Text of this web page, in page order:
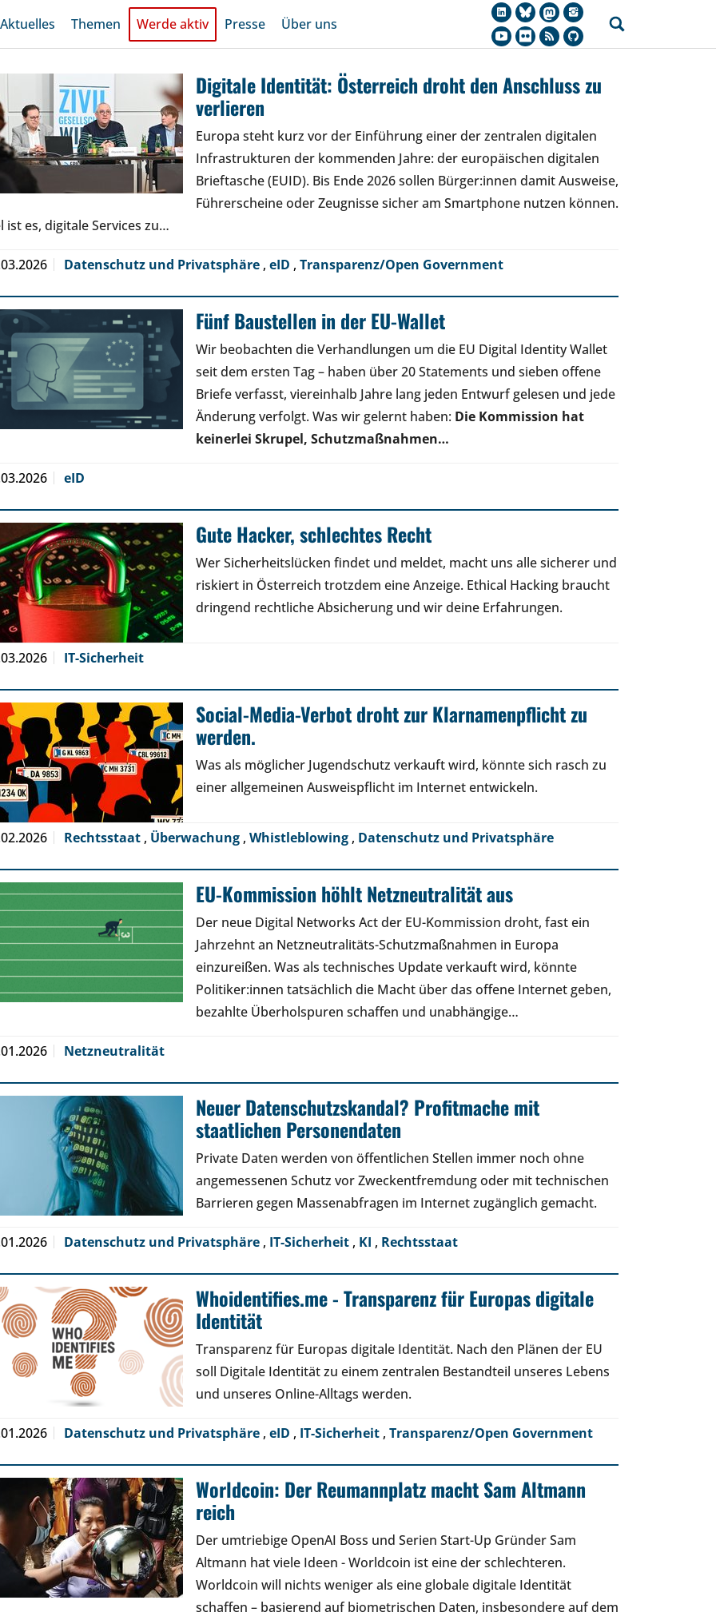
Aktuelles Themen Werde aktiv Presse Über uns
Digitale Identität: Österreich droht den Anschluss zu
verlieren
Europa steht kurz vor der Einführung einer der zentralen digitalen
Infrastrukturen der kommenden Jahre: der europäischen digitalen
Brieftasche (EUID). Bis Ende 2026 sollen Bürger:innen damit Ausweise,
Führerscheine oder Zeugnisse sicher am Smartphone nutzen können.
ist es, digitale Services zu…
Datenschutz und Privatsphäre , eID , Transparenz/Open Government
Fünf Baustellen in der EU-Wallet
Wir beobachten die Verhandlungen um die EU Digital Identity Wallet
seit dem ersten Tag – haben über 20 Statements und sieben offene
Briefe verfasst, viereinhalb Jahre lang jeden Entwurf gelesen und jede
Änderung verfolgt. Was wir gelernt haben: Die Kommission hat
keinerlei Skrupel, Schutzmaßnahmen…
eID
Gute Hacker, schlechtes Recht
Wer Sicherheitslücken findet und meldet, macht uns alle sicherer und
riskiert in Österreich trotzdem eine Anzeige. Ethical Hacking braucht
dringend rechtliche Absicherung und wir deine Erfahrungen.
IT-Sicherheit
Social-Media-Verbot droht zur Klarnamenpflicht zu
werden.
Was als möglicher Jugendschutz verkauft wird, könnte sich rasch zu
einer allgemeinen Ausweispflicht im Internet entwickeln.
Rechtsstaat , Überwachung , Whistleblowing , Datenschutz und Privatsphäre
EU-Kommission höhlt Netzneutralität aus
Der neue Digital Networks Act der EU-Kommission droht, fast ein
Jahrzehnt an Netzneutralitäts-Schutzmaßnahmen in Europa
einzureißen. Was als technisches Update verkauft wird, könnte
Politiker:innen tatsächlich die Macht über das offene Internet geben,
bezahlte Überholspuren schaffen und unabhängige…
Netzneutralität
Neuer Datenschutzskandal? Profitmache mit
staatlichen Personendaten
Private Daten werden von öffentlichen Stellen immer noch ohne
angemessenen Schutz vor Zweckentfremdung oder mit technischen
Barrieren gegen Massenabfragen im Internet zugänglich gemacht.
Datenschutz und Privatsphäre , IT-Sicherheit , KI , Rechtsstaat
Whoidentifies.me - Transparenz für Europas digitale
Identität
Transparenz für Europas digitale Identität. Nach den Plänen der EU
soll Digitale Identität zu einem zentralen Bestandteil unseres Lebens
und unseres Online-Alltags werden.
Datenschutz und Privatsphäre , eID , IT-Sicherheit , Transparenz/Open Government
Worldcoin: Der Reumannplatz macht Sam Altmann
reich
Der umtriebige OpenAI Boss und Serien Start-Up Gründer Sam
Altmann hat viele Ideen - Worldcoin ist eine der schlechteren.
Worldcoin will nichts weniger als eine globale digitale Identität
schaffen – basierend auf biometrischen Daten, insbesondere auf dem